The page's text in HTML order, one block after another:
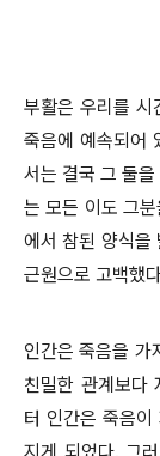
부활은 우리를 시
죽음에 예속되어
서는 결국 그 둘
는 모든 이도 그
에서 참된 양식을
근원으로 고백했
인간은 죽음을 가
친밀한 관계보다
터 인간은 죽음